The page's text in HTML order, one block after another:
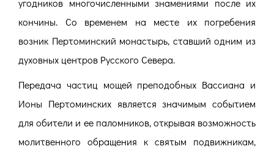
угодников многочисленными знамениями после их
кончины. Со временем на месте их погребения
возник Пертоминский монастырь, ставший одним из
духовных центров Русского Севера.
Передача частиц мощей преподобных Вассиана и
Ионы Пертоминских является значимым событием
для обители и ее паломников, открывая возможность
молитвенного обращения к святым подвижникам,